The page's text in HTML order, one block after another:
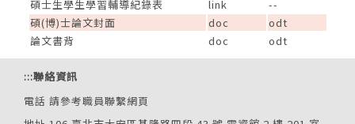
碩士生學生學習輔導紀錄表
link
--
碩(博)士論文封面
doc
odt
論文書背
doc odt
:::聯絡資訊
電話 請參考職員聯繫網頁